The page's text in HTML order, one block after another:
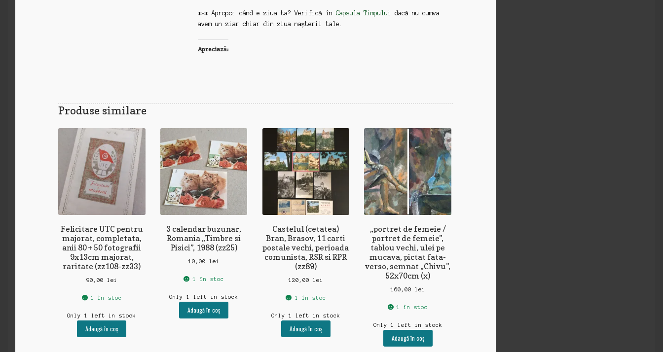
*** Apropo: când e ziua ta? Verifică în Capsula Timpului
dacă nu cumva
avem un ziar chiar din ziua nașterii tale.
Apreciază:
Produse similare
Felicitare UTC pentru
majorat, completata,
anii 80 + 50 fotografii
9x13cm majorat,
raritate (zz108-zz33)
90,00 lei
1 în stoc
Only 1 left in stock
Adaugă în coș
3 calendar buzunar,
Romania „Timbre si
Pisici”, 1988 (zz25)
10,00 lei
1 în stoc
Only 1 left in stock
Adaugă în coș
Castelul (cetatea)
Bran, Brasov, 11 carti
postale vechi, perioada
comunista, RSR si RPR
(zz89)
120,00 lei
1 în stoc
Only 1 left in stock
Adaugă în coș
„portret de femeie /
portret de femeie”,
tablou vechi, ulei pe
mucava, pictat fata-
verso, semnat „Chivu”,
52x70cm (x)
160,00 lei
1 în stoc
Only 1 left in stock
Adaugă în coș